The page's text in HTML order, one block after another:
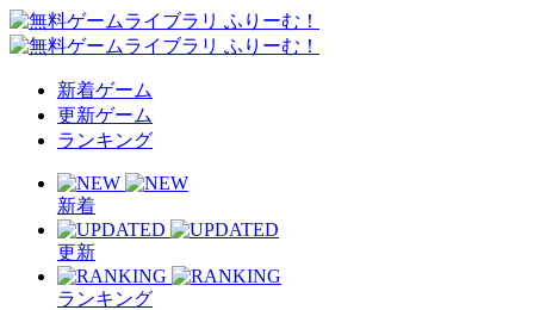
新着ゲーム
更新ゲーム
ランキング
新着
更新
ランキング